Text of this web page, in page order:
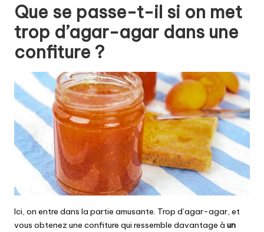
Que se passe-t-il si on met
trop d’agar-agar dans une
confiture ?
Ici, on entre dans la partie amusante. Trop d’agar-agar, et
vous obtenez une confiture qui ressemble davantage à un